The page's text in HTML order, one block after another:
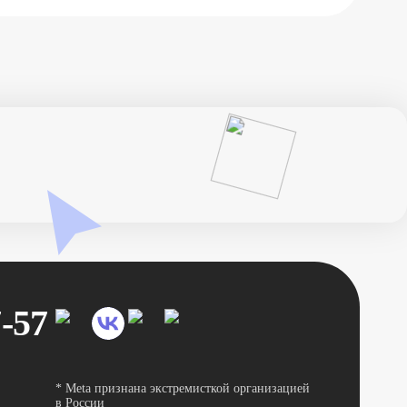
57
* Meta признана экстремисткой организацией
в России